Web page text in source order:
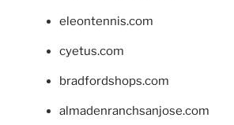
eleontennis.com
cyetus.com
bradfordshops.com
almadenranchsanjose.com